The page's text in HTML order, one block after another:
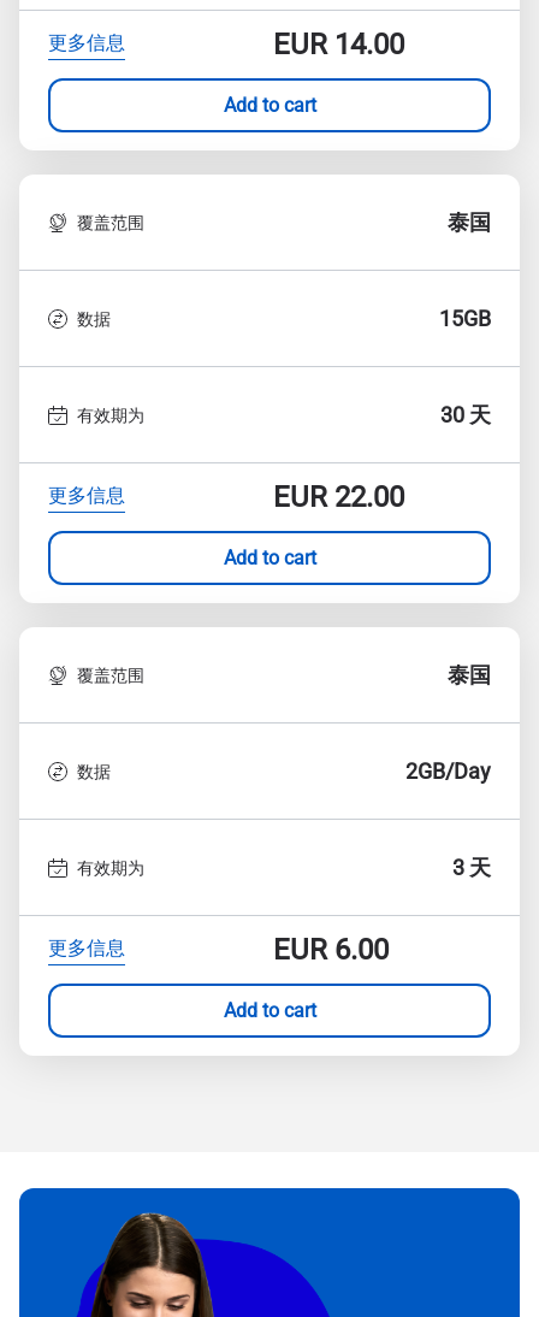
更多信息 EUR14.00
Add to cart
覆盖范围 泰国
数据 15GB
有效期为 30 天
更多信息 EUR22.00
Add to cart
覆盖范围 泰国
数据 2GB/Day
有效期为 3 天
更多信息 EUR6.00
Add to cart